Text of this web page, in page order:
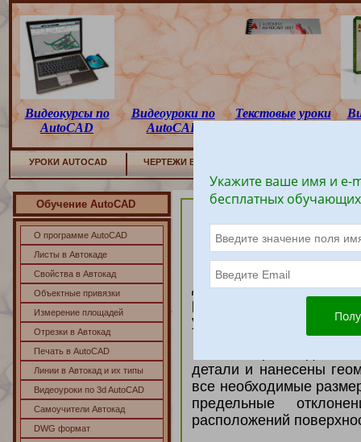
Видеокурсы по
AutoCAD
Видеоуроки по
AutoCAD
Текстовые уроки
УРОКИ AUTOCAD ЧЕРТЕЖИ В
Обучение AutoCAD
О программе AutoCAD
Листы в Автокаде
Свойства в Автокад
Объектные привязки
Измерение площадей
Отрезки в Автокад
Печать в AutoCAD
Линии в Автокад и их типы
Видеоуроки по 3d AutoCAD
Самоучители Автокад
DWG формат
ОБЩИЕ
Чертеж детали
для представления
разрезов и сечений,
упрощений по
детали и нанесены
все необходимые
предельные
расположений
Укажите ваше имя и e-
бесплатных